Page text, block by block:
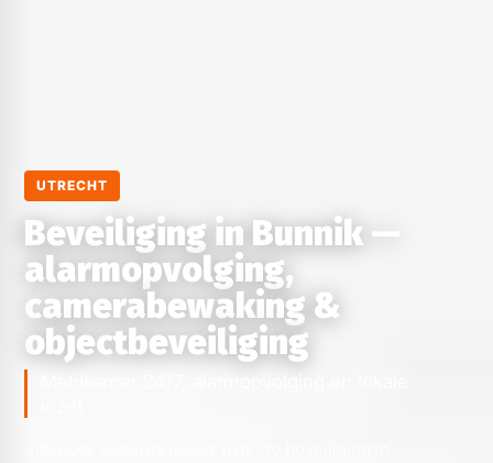
UTRECHT
Beveiliging in Bunnik —
alarmopvolging,
camerabewaking &
objectbeveiliging